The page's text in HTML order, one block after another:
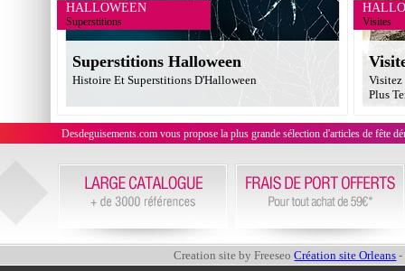
HALLOWEEN
Superstitions
Superstitions Halloween
Histoire Et Superstitions D'Halloween
Visites
Visitez
Plus
Desdeguisements.com vous propose la plus grande sélection d'articles de fête
Creation site by FreeseoCréation site Orleans -